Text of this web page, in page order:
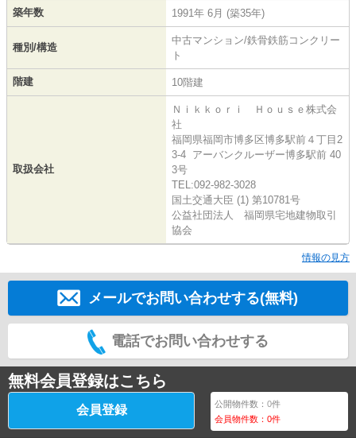
築年数 1991年 6月 (築35年)
種別/構造
中古マンション/鉄骨鉄筋コンクリー
ト
階建 10階建
取扱会社
Ｎｉｋｋｏｒｉ Ｈｏｕｓｅ株式会
社
福岡県福岡市博多区博多駅前４丁目2
3-4 アーバンクルーザー博多駅前 40
3号
TEL:092-982-3028
国土交通大臣 (1) 第10781号
公益社団法人 福岡県宅地建物取引
協会
情報の見方
メールでお問い合わせする(無料)
電話でお問い合わせする
無料会員登録はこちら
会員登録 公開物件数：0件
会員物件数：0件